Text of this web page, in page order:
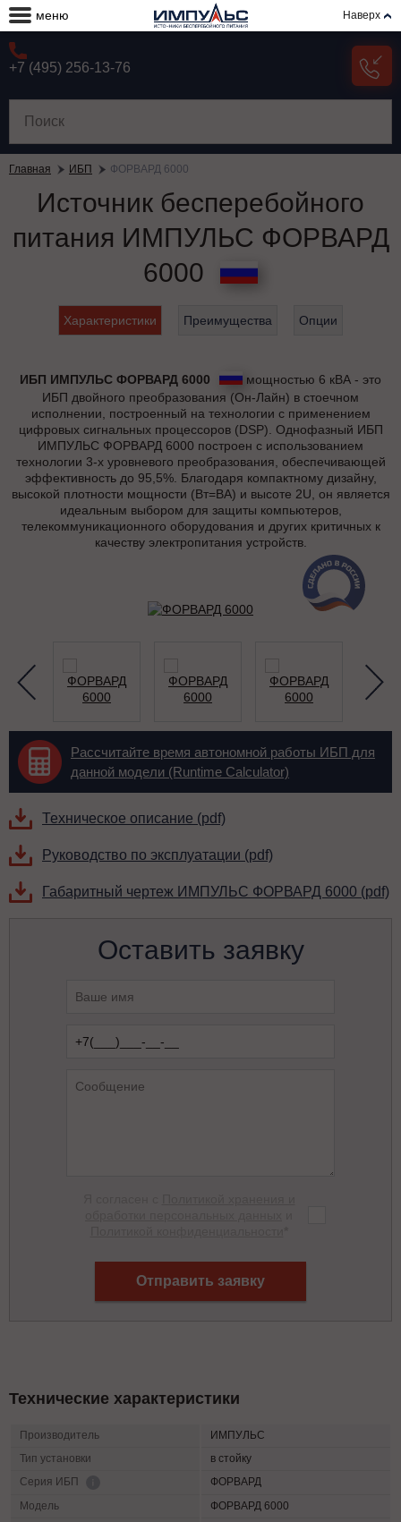
меню Наверх
+7 (495) 256-13-76
Главная ИБП ФОРВАРД 6000
Источник бесперебойного
питания ИМПУЛЬС ФОРВАРД
6000
Характеристики Преимущества Опции
ИБП ИМПУЛЬС ФОРВАРД 6000
мощностью 6 кВА - это
ИБП двойного преобразования (Он-Лайн) в стоечном
исполнении, построенный на технологии с применением
цифровых сигнальных процессоров (DSP). Однофазный ИБП
ИМПУЛЬС ФОРВАРД 6000 построен с использованием
технологии 3-х уровневого преобразования, обеспечивающей
эффективность до 95,5%. Благодаря компактному дизайну,
высокой плотности мощности (Вт=ВА) и высоте 2U, он является
идеальным выбором для защиты компьютеров,
телекоммуникационного оборудования и других критичных к
качеству электропитания устройств.
Рассчитайте время автономной работы ИБП для
данной модели (Runtime Calculator)
Техническое описание (pdf)
Руководство по эксплуатации (pdf)
Габаритный чертеж ИМПУЛЬС ФОРВАРД 6000 (pdf)
Оставить заявку
Отправить заявку
Технические характеристики
Производитель
ИМПУЛЬС
Тип установки
в стойку
Серия ИБП
ФОРВАРД
Модель
ФОРВАРД 6000